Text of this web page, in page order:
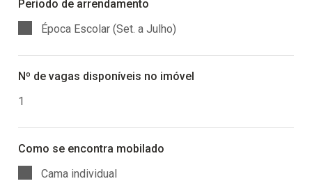
Periodo de arrendamento
Época Escolar (Set. a Julho)
Nº de vagas disponíveis no imóvel
1
Como se encontra mobilado
Cama individual